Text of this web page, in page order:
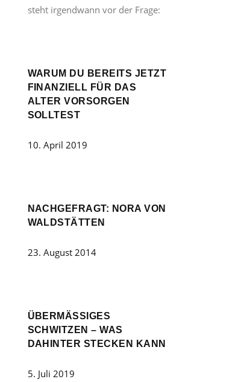
steht irgendwann vor der Frage:
WARUM DU BEREITS JETZT
FINANZIELL FÜR DAS
ALTER VORSORGEN
SOLLTEST
10. April 2019
NACHGEFRAGT: NORA VON
WALDSTÄTTEN
23. August 2014
ÜBERMÄSSIGES S
CHWITZEN – WAS D
AHINTER STECKEN KANN
5. Juli 2019